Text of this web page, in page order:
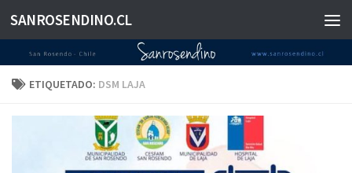
Saltar al contenido
SANROSENDINO.CL
ETIQUETADO: DSM LAJA